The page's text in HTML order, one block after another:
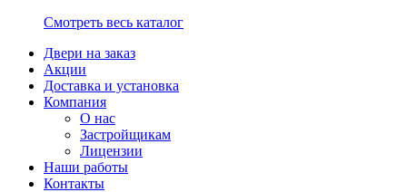
Смотреть весь каталог
Двери на заказ
Акции
Доставка и установка
Компания
О нас
Застройщикам
Лицензии
Наши работы
Контакты